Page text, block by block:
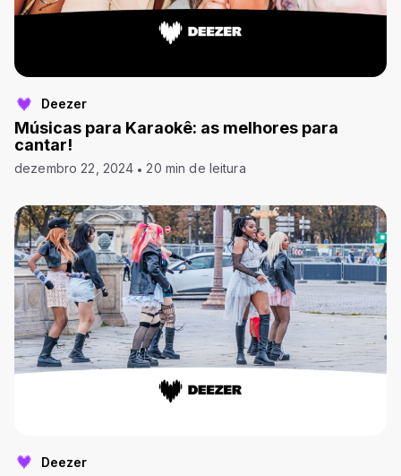
Deezer
Músicas para Karaokê: as melhores para
cantar!
dezembro 22, 2024 20 min de leitura
Deezer